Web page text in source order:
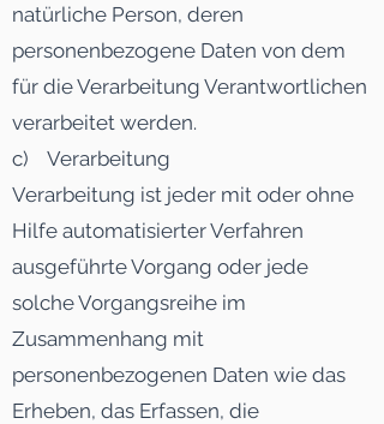
natürliche Person, deren
personenbezogene Daten von dem
für die Verarbeitung Verantwortlichen
verarbeitet werden.
c) Verarbeitung
Verarbeitung ist jeder mit oder ohne
Hilfe automatisierter Verfahren
ausgeführte Vorgang oder jede
solche Vorgangsreihe im
Zusammenhang mit
personenbezogenen Daten wie das
Erheben, das Erfassen, die